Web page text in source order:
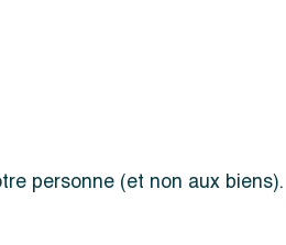
personne (et non aux biens).